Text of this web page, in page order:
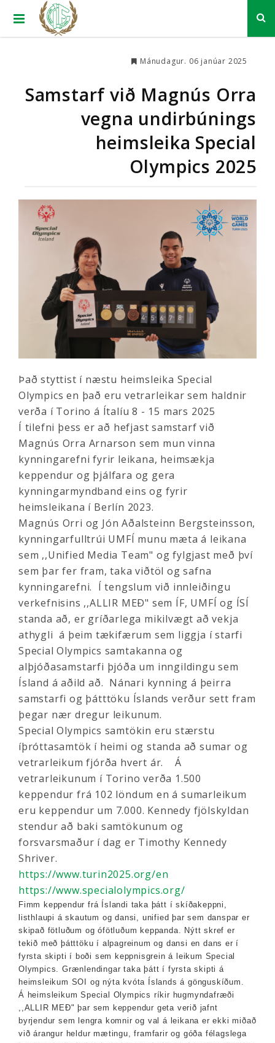
Mánudagur. 06 janúar 2025
Samstarf við Magnús Orra
vegna undirbúnings
heimsleika Special
Olympics 2025
Það styttist í næstu heimsleika Special
Olympics en það eru vetrarleikar sem haldnir
verða í Torino á Ítalíu 8 - 15 mars 2025
Í tilefni þess er að hefjast samstarf við
Magnús Orra Arnarson sem mun vinna
kynningarefni fyrir leikana, heimsækja
keppendur og þjálfara og gera
kynningarmyndband eins og fyrir
heimsleikana í Berlín 2023.
Magnús Orri og Jón Aðalsteinn Bergsteinsson,
kynningarfulltrúi UMFÍ munu mæta á leikana
sem ,,Unified Media Team" og fylgjast með því
sem þar fer fram, taka viðtöl og safna
kynningarefni. Í tengslum við innleiðingu
verkefnisins ,,ALLIR MEÐ" sem ÍF, UMFÍ og ÍSÍ
standa að, er gríðarlega mikilvægt að vekja
athygli á þeim tækifærum sem liggja í starfi
Special Olympics samtakanna og
alþjóðasamstarfi þjóða um inngildingu sem
Ísland á aðild að. Nánari kynning á þeirra
samstarfi og þátttöku Íslands verður sett fram
þegar nær dregur leikunum.
Special Olympics samtökin eru stærstu
íþróttasamtök í heimi og standa að sumar og
vetrarleikum fjórða hvert ár. Á
vetrarleikunum í Torino verða 1.500
keppendur frá 102 löndum en á sumarleikum
eru keppendur um 7.000. Kennedy fjölskyldan
stendur að baki samtökunum og
forsvarsmaður í dag er Timothy Kennedy
Shriver.
https://www.turin2025.org/en
https://www.specialolympics.org/
Fimm keppendur frá Íslandi taka þátt í skíðakeppni,
listhlaupi á skautum og dansi, unified þar sem danspar er
skipað fötluðum og ófötluðum keppanda. Nýtt skref er
tekið með þátttöku í alpagreinum og dansi en dans er í
fyrsta skipti í boði sem keppnisgrein á leikum Special
Olympics. Grænlendingar taka þátt í fyrsta skipti á
heimsleikum SOI og nýta kvóta Íslands á gönguskíðum.
Á heimsleikum Special Olympics ríkir hugmyndafræði
,,ALLIR MEÐ" þar sem keppendur geta verið jafnt
byrjendur sem lengra komnir og val á leikana er ekki miðað
við árangur heldur mætingu, framfarir og góða félagslega